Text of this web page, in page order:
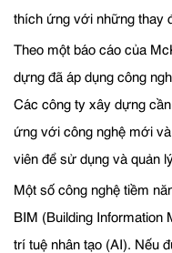
thích ứng với những thay
Theo một báo cáo của
dựng đã áp dụng công
Các công ty xây dựng
ứng với công nghệ mới
viên để sử dụng và quản
Một số công nghệ tiềm
BIM (Building Information
trí tuệ nhân tạo (AI). Nếu